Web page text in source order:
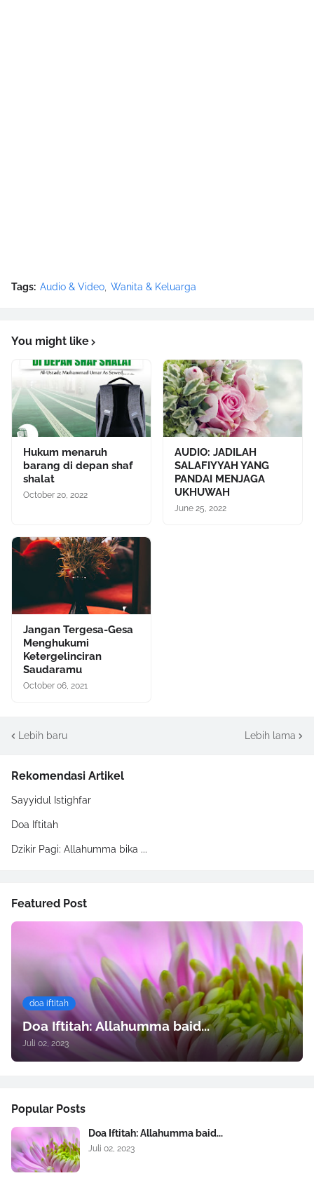
Tags: Audio & Video Wanita & Keluarga
You might like
Hukum menaruh
barang di depan shaf
shalat
October 20, 2022
AUDIO: JADILAH
SALAFIYYAH YANG
PANDAI MENJAGA
UKHUWAH
June 25, 2022
Jangan Tergesa-Gesa
Menghukumi
Ketergelinciran
Saudaramu
October 06, 2021
Lebih baru Lebih lama
Rekomendasi Artikel
Sayyidul Istighfar
Doa Iftitah
Dzikir Pagi: Allahumma bika ...
Featured Post
doa iftitah
Doa Iftitah: Allahumma baid...
Juli 02, 2023
Popular Posts
Doa Iftitah: Allahumma baid...
Juli 02, 2023